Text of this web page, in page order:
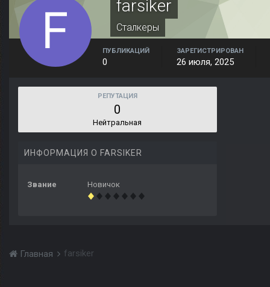
farsiker
Сталкеры
ПУБЛИКАЦИЙ
0
ЗАРЕГИСТРИРОВАН
26 июля, 2025
РЕПУТАЦИЯ
0
Нейтральная
ИНФОРМАЦИЯ О FARSIKER
Звание Новичок
Главная farsiker